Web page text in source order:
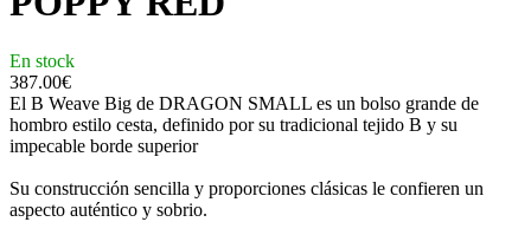
En stock
387.00€
El B Weave Big de DRAGON SMALL es un bolso grande de
hombro estilo cesta, definido por su tradicional tejido B y su
impecable borde superior
Su construcción sencilla y proporciones clásicas le confieren un
aspecto auténtico y sobrio.